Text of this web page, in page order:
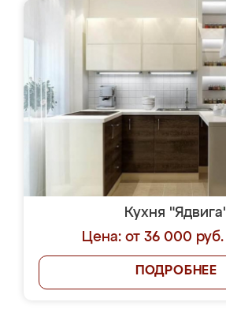
Кухня
Цена: от 36 000 руб.
ПОДРОБНЕЕ